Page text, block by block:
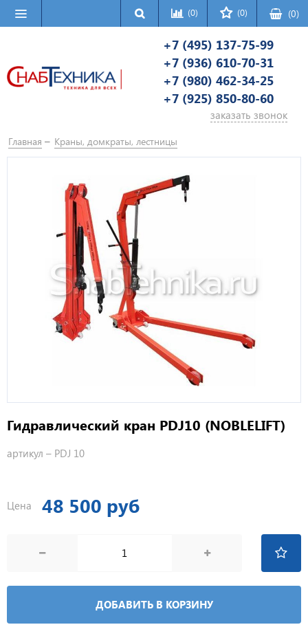
(0) (0) (0)
+7 (495) 137-75-99
+7 (936) 610-70-31
+7 (980) 462-34-25
+7 (925) 850-80-60
заказать звонок
Главная Краны, домкраты, лестницы
Гидравлический кран PDJ10 (NOBLELIFT)
артикул – PDJ 10
Цена 48 500 руб
ДОБАВИТЬ В КОРЗИНУ